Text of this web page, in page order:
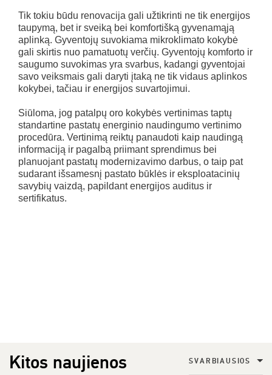
Tik tokiu būdu renovacija gali užtikrinti ne tik energijos
taupymą, bet ir sveiką bei komfortišką gyvenamąją
aplinką. Gyventojų suvokiama mikroklimato kokybė
gali skirtis nuo pamatuotų verčių. Gyventojų komforto ir
saugumo suvokimas yra svarbus, kadangi gyventojai
savo veiksmais gali daryti įtaką ne tik vidaus aplinkos
kokybei, tačiau ir energijos suvartojimui.
Siūloma, jog patalpų oro kokybės vertinimas taptų
standartine pastatų energinio naudingumo vertinimo
procedūra. Vertinimą reiktų panaudoti kaip naudingą
informaciją ir pagalbą priimant sprendimus bei
planuojant pastatų modernizavimo darbus, o taip pat
sudarant išsamesnį pastato būklės ir eksploatacinių
savybių vaizdą, papildant energijos auditus ir
sertifikatus.
Kitos naujienos SVARBIAUSIOS